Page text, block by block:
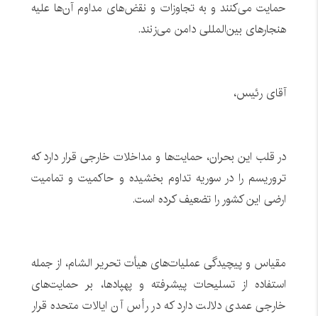
حمایت می‌کنند و به تجاوزات و نقض‌های مداوم آن‌ها علیه
هنجارهای بین‌المللی دامن می‌زنند.
آقای رئیس،
در قلب این بحران، حمایت‌ها و مداخلات خارجی قرار دارد که
تروریسم را در سوریه تداوم بخشیده و حاکمیت و تمامیت
ارضی این کشور را تضعیف کرده است.
مقیاس و پیچیدگی عملیات‌های هیأت تحریر الشام، از جمله
استفاده از تسلیحات پیشرفته و پهپادها، بر حمایت‌های
خارجی عمدی دلالت دارد که در رأس آن ایالات متحده قرار